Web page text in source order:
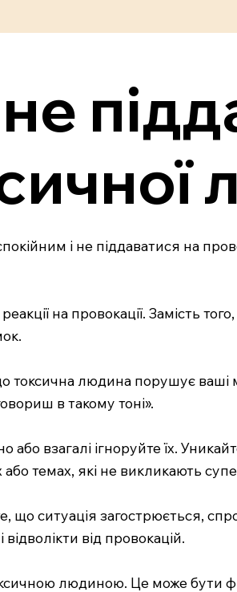
і не піддаватися на
на провокації. Замість
токсична людина порушує ваші
в такому тоні».
взагалі ігноруйте їх.
темах, які не викликають
що ситуація загострюється,
від провокацій.
людиною. Це може бути